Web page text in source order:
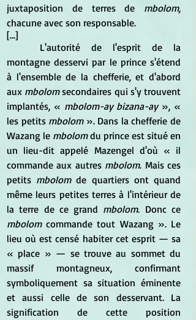
juxtaposition de terres de
chacune avec son responsable.
[...]
montagne desservi par le prince s'étend
à l'ensemble de la chefferie, et d'abord
aux mbolom secondaires qui s'y trouvent
implantés, « mbolom-ay bizana-ay », «
les petits mbolom ». Dans la chefferie de
Wazang le mbolom du prince est situé en
un lieu-dit appelé Mazengel d'où « il
commande aux autres mbolom. Mais ces
petits mbolom de quartiers ont quand
même leurs petites terres à l'intérieur de
la terre de ce grand mbolom
mbolom commande tout Wazang ». Le
lieu où est censé habiter cet esprit — sa
« place » — se trouve au sommet du
massif montagneux, confirmant
symboliquement sa situation éminente
et aussi celle de son desservant. La
signification de cette position